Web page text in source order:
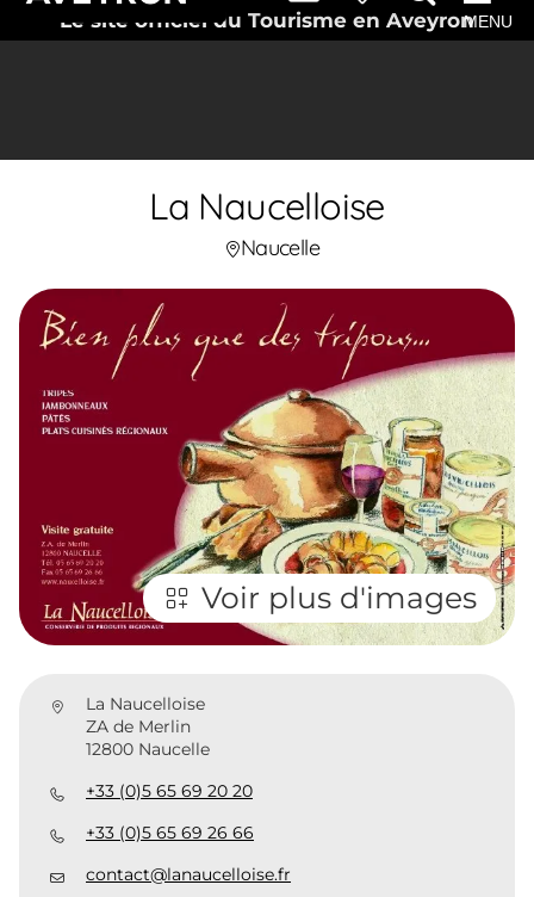
Le site officiel du Tourisme en AveyronMENU
La Naucelloise
Naucelle
Voir plus d'images
La Naucelloise
ZA de Merlin
12800 Naucelle
+33 (0)5 65 69 20 20
+33 (0)5 65 69 26 66
contact@lanaucelloise.fr